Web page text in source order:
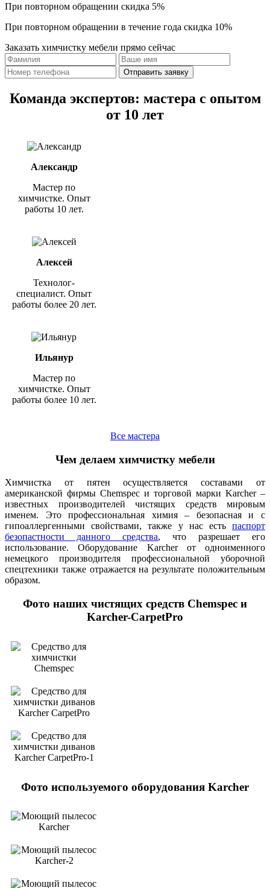
При повторном обращении скидка 5%
При повторном обращении в течение года скидка 10%
Заказать химчистку мебели прямо сейчас
Отправить заявку
Команда экспертов: мастера с опытом
от 10 лет
Александр
Мастер по
химчистке. Опыт
работы 10 лет.
Алексей
Технолог-
специалист. Опыт
работы более 20 лет.
Ильянур
Мастер по
химчистке. Опыт
работы более 10 лет.
Все мастера
Чем делаем химчистку мебели
Химчистка от пятен осуществляется составами от
американской фирмы Chemspec и торговой марки Karcher –
известных производителей чистящих средств мировым
именем. Это профессиональная химия – безопасная и с
гипоаллергенными свойствами, также у нас есть паспорт
безопастности данного средства, что разрешает его
использование. Оборудование Karcher от одноименного
немецкого производителя профессиональной уборочной
спецтехники также отражается на результате положительным
образом.
Фото наших чистящих средств Chemspec и
Karcher-CarpetPro
Фото используемого оборудования Karcher